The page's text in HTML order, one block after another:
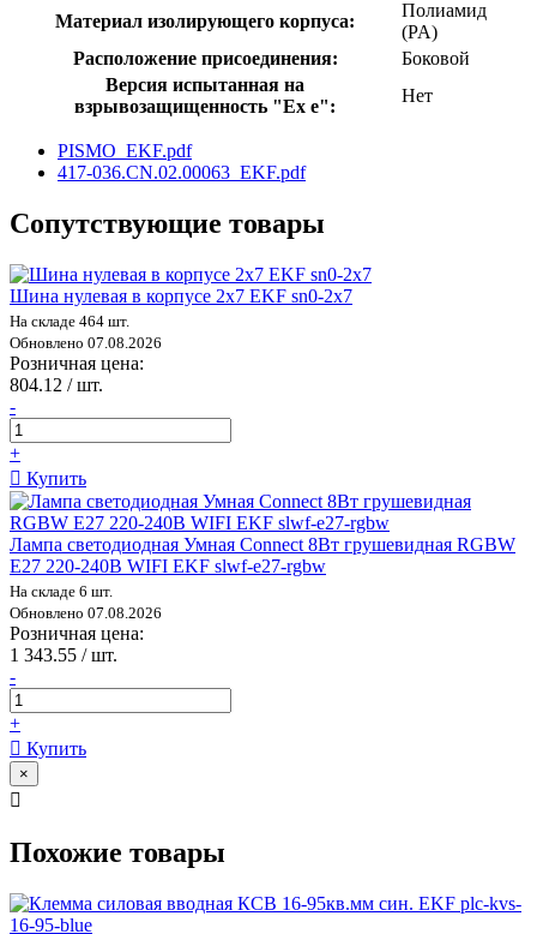
Материал изолирующего корпуса:
Полиамид
(PA)
Расположение присоединения:
Боковой
Версия испытанная на
взрывозащищенность "Ex е":
Нет
PISMO_EKF.pdf
417-036.CN.02.00063_EKF.pdf
Сопутствующие товары
Шина нулевая в корпусе 2х7 EKF sn0-2x7
На складе 464 шт.
Обновлено 07.08.2026
Розничная цена:
804.12 / шт.
-
+
Купить
Лампа светодиодная Умная Connect 8Вт грушевидная RGBW
E27 220-240В WIFI EKF slwf-e27-rgbw
На складе 6 шт.
Обновлено 07.08.2026
Розничная цена:
1 343.55 / шт.
-
+
Купить
×
Похожие товары